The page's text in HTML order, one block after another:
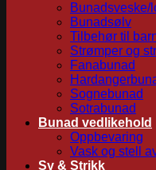
Bunadsveske/
Bunadsølv
Tilbehør til
Strømper og
Fanabunad
Sognebunad
Sotrabunad
Bunad vedlikehold
Oppbevaring
Vask og stell
Sy & Strikk